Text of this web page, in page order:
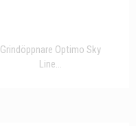
Grindöppnare Optimo Sky
Line...